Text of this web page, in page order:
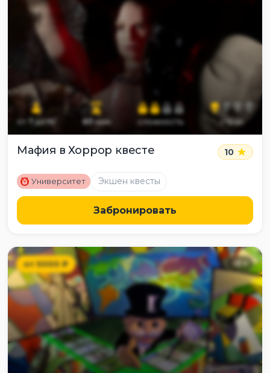
от 7до10 60мин сложность страх
Мафия в Хоррор квесте 10
M Университет Экшен квесты
Забронировать
от5000₽